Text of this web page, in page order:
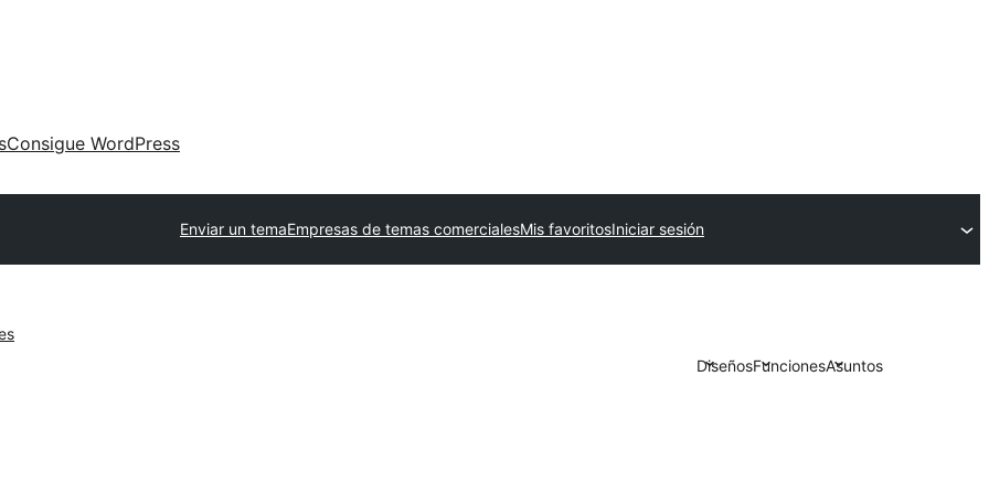
Consigue WordPress
Enviar un temaEmpresas de temas comercialesMis favoritosIniciar sesión
DiseñosFuncionesAsuntos